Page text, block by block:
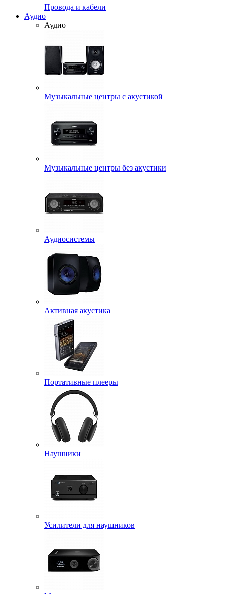
Провода и кабели
Аудио
Аудио
Музыкальные центры с акустикой
Музыкальные центры без акустики
Аудиосистемы
Активная акустика
Портативные плееры
Наушники
Усилители для наушников